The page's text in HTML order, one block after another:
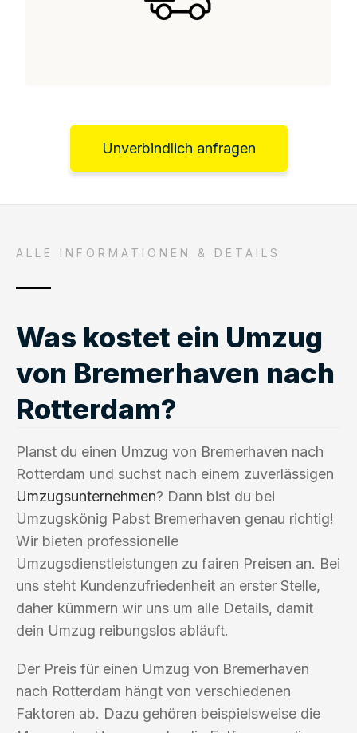
Unverbindlich anfragen
ALLE INFORMATIONEN & DETAILS
Was kostet ein Umzug
von Bremerhaven nach
Rotterdam?
Planst du einen Umzug von Bremerhaven nach
Rotterdam und suchst nach einem zuverlässigen
Umzugsunternehmen? Dann bist du bei
Umzugskönig Pabst Bremerhaven genau richtig!
Wir bieten professionelle
Umzugsdienstleistungen zu fairen Preisen an. Bei
uns steht Kundenzufriedenheit an erster Stelle,
daher kümmern wir uns um alle Details, damit
dein Umzug reibungslos abläuft.
Der Preis für einen Umzug von Bremerhaven
nach Rotterdam hängt von verschiedenen
Faktoren ab. Dazu gehören beispielsweise die